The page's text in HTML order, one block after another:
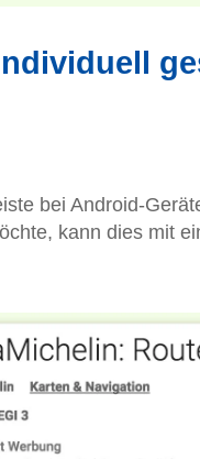
bei Android-
kann dies mit